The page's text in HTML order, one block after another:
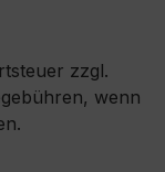
zzgl.
wenn